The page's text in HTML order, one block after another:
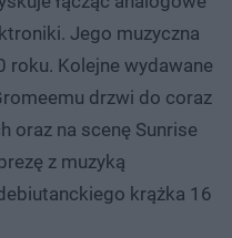
Jego muzyczna
roku. Kolejne wydawane
drzwi do coraz
oraz na scenę Sunrise
z muzyką
krążka 16